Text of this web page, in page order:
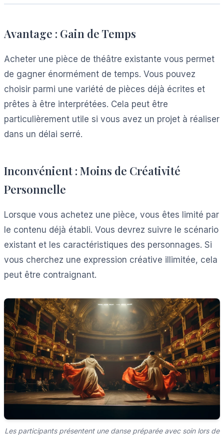
Avantage : Gain de Temps
Acheter une pièce de théâtre existante vous permet
de gagner énormément de temps. Vous pouvez
choisir parmi une variété de pièces déjà écrites et
prêtes à être interprétées. Cela peut être
particulièrement utile si vous avez un projet à réaliser
dans un délai serré.
Inconvénient : Moins de Créativité
Personnelle
Lorsque vous achetez une pièce, vous êtes limité par
le contenu déjà établi. Vous devrez suivre le scénario
existant et les caractéristiques des personnages. Si
vous cherchez une expression créative illimitée, cela
peut être contraignant.
Les participants présentent une danse préparée avec soin lors de